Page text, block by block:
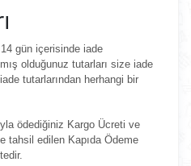
gün içerisinde iade
olduğunuz tutarları size iade
tutarlarından herhangi bir
ödediğiniz Kargo Ücreti ve
tahsil edilen Kapıda Ödeme